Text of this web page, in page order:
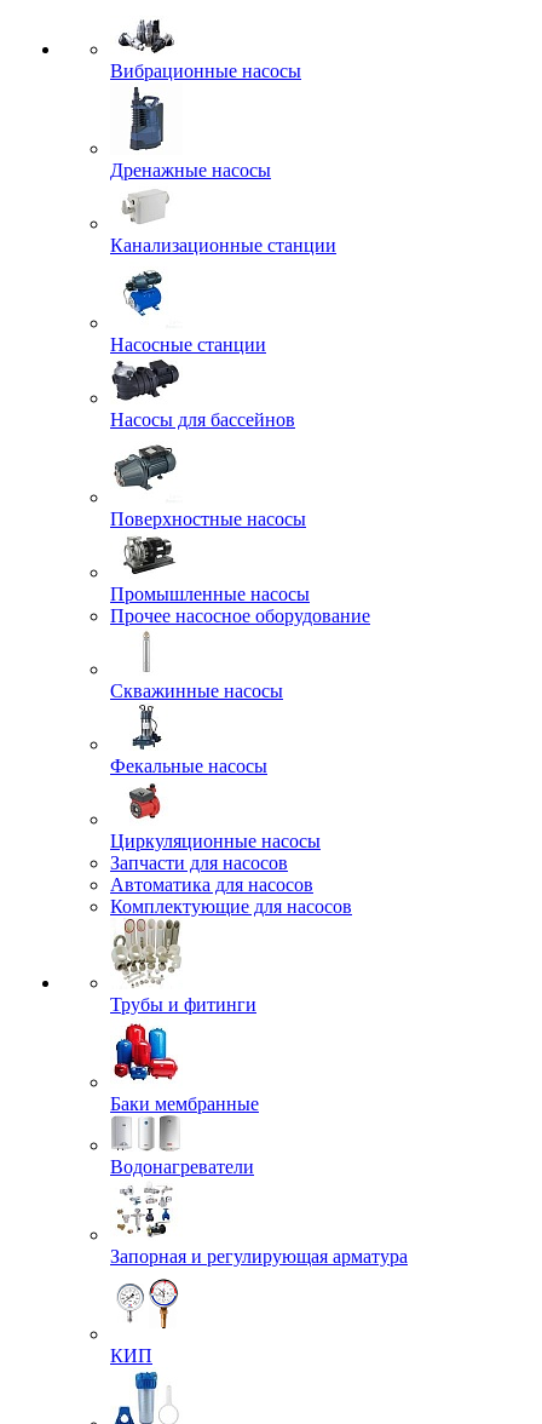
Вибрационные насосы
Дренажные насосы
Канализационные станции
Насосные станции
Насосы для бассейнов
Поверхностные насосы
Промышленные насосы
Прочее насосное оборудование
Скважинные насосы
Фекальные насосы
Циркуляционные насосы
Запчасти для насосов
Автоматика для насосов
Комплектующие для насосов
Трубы и фитинги
Баки мембранные
Водонагреватели
Запорная и регулирующая арматура
КИП